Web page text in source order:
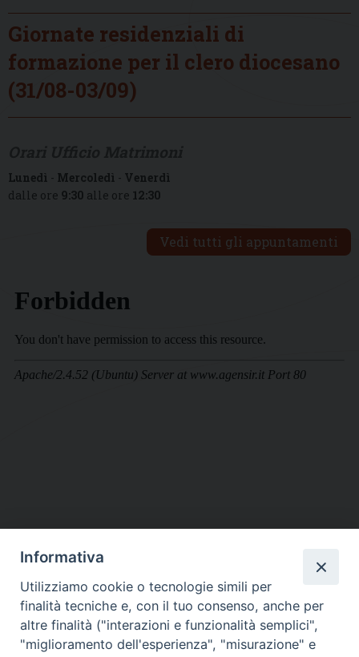
Giornate residenziali di
formazione per il clero diocesano
(31/08-03/09)
Lunedì - Mercoledì - Venerdì
dalle ore 9:30 alle ore 12:30
Vedi tutti gli appuntamenti
DIOCESI SUBURBICARIA DI ALBANO
Contatti:Tel.: 06.93268401 - Fax.: 06.9323844
E-mail:curia@diocesidialbano.it
Informativa
Utilizziamo cookie o tecnologie simili per
finalità tecniche e, con il tuo consenso, anche per
altre finalità ("interazioni e funzionalità semplici",
"miglioramento dell'esperienza", "misurazione" e